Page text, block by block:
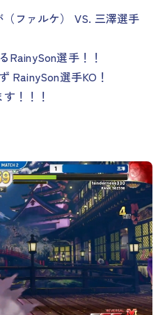
ファルケ） VS. 三澤選手
RainySon選手！！
RainySon選手KO！
！！！